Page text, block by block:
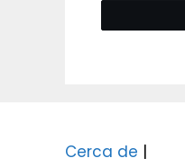
Cerca de |